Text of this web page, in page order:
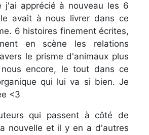
j'ai apprécié à nouveau les 6
avait à nous livrer dans ce
6 histoires finement écrites,
en scène les relations
le prisme d'animaux plus
encore, le tout dans ce
qui lui va si bien. Je
<3
qui passent à côté de
nouvelle et il y en a d'autres